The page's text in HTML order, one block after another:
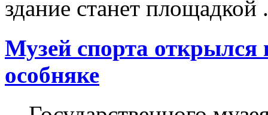
здание станет площадкой
Музей спорта открылся
особняке